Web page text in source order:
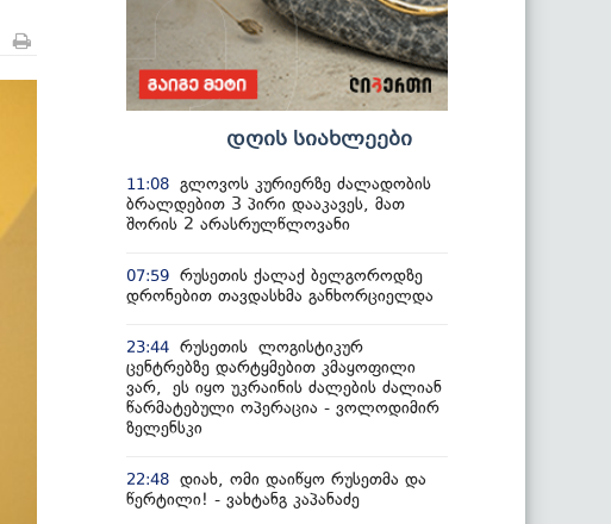
დღის სიახლეები
11:08 გლოვოს კურიერზე ძალადობის
ბრალდებით 3 პირი დააკავეს, მათ
შორის 2 არასრულწლოვანი
07:59 რუსეთის ქალაქ ბელგოროდზე
დრონებით თავდასხმა განხორციელდა
23:44 რუსეთის ლოგისტიკურ
ცენტრებზე დარტყმებით კმაყოფილი
ვარ, ეს იყო უკრაინის ძალების ძალიან
წარმატებული ოპერაცია - ვოლოდიმირ
ზელენსკი
22:48 დიახ, ომი დაიწყო რუსეთმა და
წერტილი! - ვახტანგ კაპანაძე